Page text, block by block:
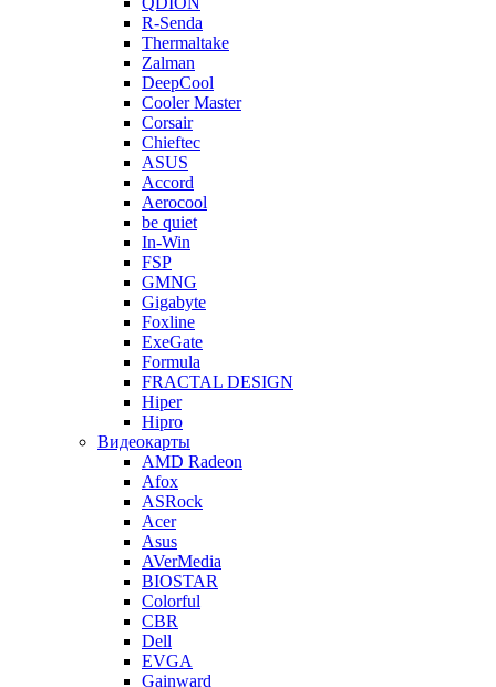
R-Senda
Thermaltake
Zalman
DeepCool
Cooler Master
Corsair
Chieftec
ASUS
Accord
Aerocool
be quiet
In-Win
FSP
GMNG
Gigabyte
Foxline
ExeGate
Formula
FRACTAL DESIGN
Hiper
Hipro
Видеокарты
AMD Radeon
Afox
ASRock
Acer
Asus
AVerMedia
BIOSTAR
Colorful
CBR
Dell
EVGA
Gainward